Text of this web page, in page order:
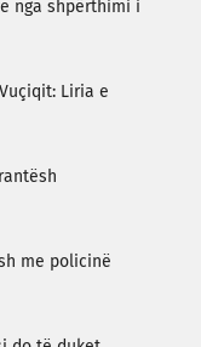
nga shpërthimi i
Liria e
me policinë